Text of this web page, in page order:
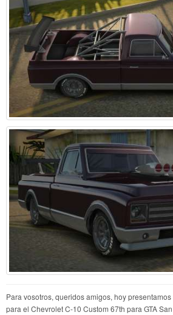
Para vosotros, queridos amigos, hoy
para el Chevrolet C-10 Custom 67th para GTA